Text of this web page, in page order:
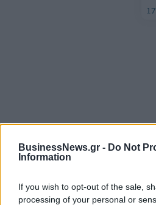
BusinessNews.gr - Do Not
Information
If you wish to opt-out of the sale,
processing of your personal or
ΡΟΗ ΕΙΔΗΣΕΩΝ